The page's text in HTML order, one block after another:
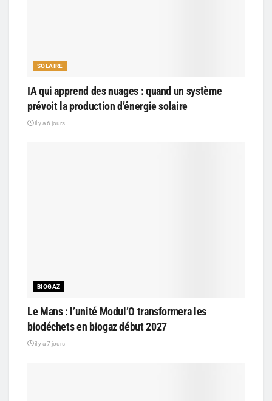
SOLAIRE
IA qui apprend des nuages : quand un système
prévoit la production d’énergie solaire
il y a 6 jours
BIOGAZ
Le Mans : l’unité Modul’O transformera les
biodéchets en biogaz début 2027
il y a 7 jours